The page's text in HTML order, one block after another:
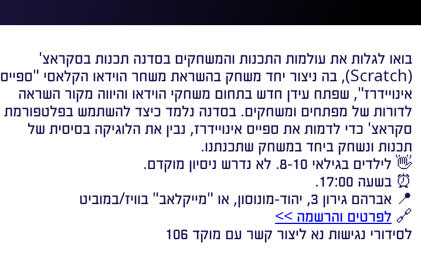
בואו לגלות את עולמות התכנות והמשחקים בסדנה תכנות בסקראצ'
(Scratch), בה ניצור יחד משחק בהשראת משחר הוידאו הקלאסי "ספייס
אינויידרז", שפתח עידן חדש בתחום משחקי הוידאו והיווה מקור השראה
לדורות של מפתחים ומשחקים. בסדנה נלמד כיצד להשתמש בפלטפורמת
סקראצ' כדי לדמות את ספייס אינויידרז, נבין את הלוגיקה בסיסית של
תכנות ונשחק ביחד במשחק שתכנתנו.
👋 לילדים בגילאי 8-10. לא נדרש ניסיון מוקדם.
⏰ בשעה 17:00.
📍 אברהם גירון 3, יהוד-מונוסון, או "מייקלאב" בוויז/במוביט
🔗 לפרטים והרשמה >>
לסידורי נגישות נא ליצור קשר עם מוקד 106